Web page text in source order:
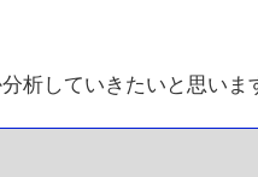
析していきたいと思いま